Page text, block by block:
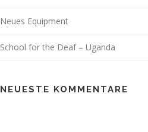
Neues Equipment
School for the Deaf – Uganda
NEUESTE KOMMENTARE